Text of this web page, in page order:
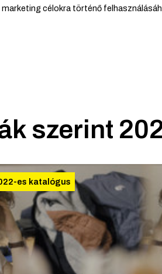
célokra történő
szerint
es katalógus